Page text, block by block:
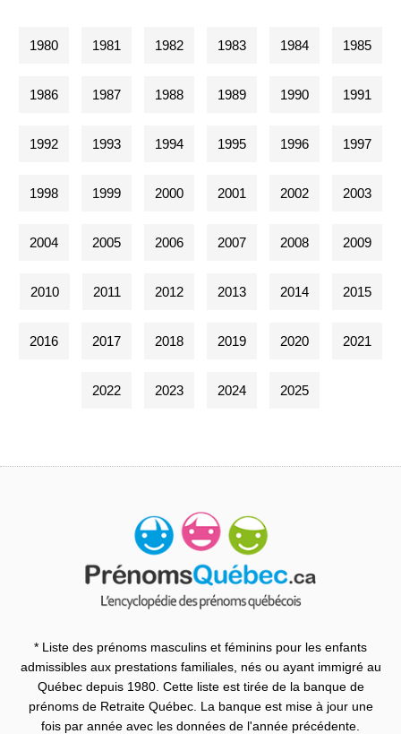
1980 1981 1982 1983 1984 1985
1986 1987 1988 1989 1990 1991
1992 1993 1994 1995 1996 1997
1998 1999 2000 2001 2002 2003
2004 2005 2006 2007 2008 2009
2010 2011 2012 2013 2014 2015
2016 2017 2018 2019 2020 2021
2022 2023 2024 2025
* Liste des prénoms masculins et féminins pour les enfants
admissibles aux prestations familiales, nés ou ayant immigré au
Québec depuis 1980. Cette liste est tirée de la banque de
prénoms de Retraite Québec. La banque est mise à jour une
fois par année avec les données de l'année précédente.